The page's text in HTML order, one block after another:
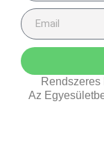
Az